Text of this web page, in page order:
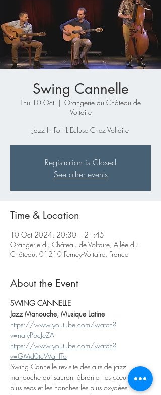
Swing Cannelle
Thu 10 Oct
  |
Orangerie du Château de
Voltaire
Jazz In Fort L'Ecluse Chez Voltaire
Registration is Closed
See other events
Time & Location
10 Oct 2024, 20:30 – 21:45
Orangerie du Château de Voltaire, Allée du
Château, 01210 Ferney-Voltaire, France
About the Event
SWING CANNELLE
Jazz Manouche, Musique Latine
https://www.youtube.com/watch?
v=nafyPbcJeZA
https://www.youtube.com/watch?
v=GMd0tcWqHTo
Swing Cannelle revisite des airs de jazz
manouche qui sauront ébranler les cœurs les
plus secs et les hanches les plus oxydées.  Son